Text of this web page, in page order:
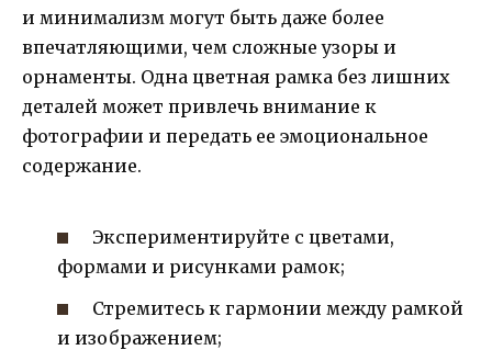
и минимализм могут быть даже более
впечатляющими, чем сложные узоры и
орнаменты. Одна цветная рамка без лишних
деталей может привлечь внимание к
фотографии и передать ее эмоциональное
содержание.
Экспериментируйте с цветами,
формами и рисунками рамок;
Стремитесь к гармонии между рамкой
и изображением;